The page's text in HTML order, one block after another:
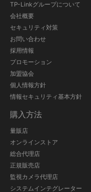
TP-Linkグループについて
会社概要
セキュリティ対策
お問い合わせ
採用情報
プロモーション
加盟協会
個人情報方針
情報セキュリティ基本方針
購入方法
量販店
オンラインストア
総合代理店
正規販売店
監視カメラ代理店
システムインテグレーター